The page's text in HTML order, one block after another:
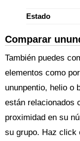
Estado
Comparar
También puedes
elementos como
ununpentio, helio o
están relacionados
proximidad en su
su grupo. Haz click